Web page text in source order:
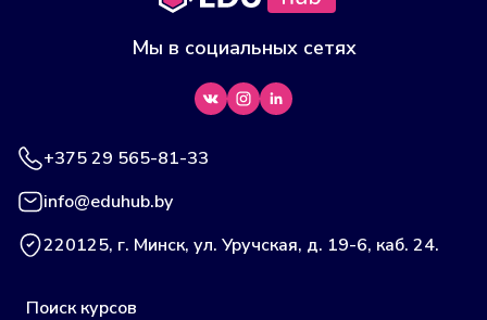
Мы в социальных сетях
Поиск курсов
+375 29 565-81-33
info@eduhub.by
220125, г. Минск, ул. Уручская, д. 19-6, каб. 24.